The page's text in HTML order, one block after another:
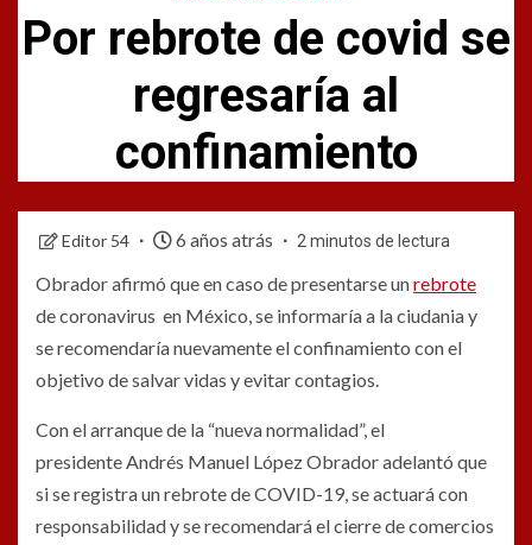
Por rebrote de covid se
regresaría al
confinamiento
Editor 54 6 años atrás 2 minutos de lectura
Obrador afirmó que en caso de presentarse unrebrote
de coronavirus en México, se informaría a la ciudania y
se recomendaría nuevamente el confinamiento con el
objetivo de salvar vidas y evitar contagios.
Con el arranque de la “nueva normalidad”, el
presidente Andrés Manuel López Obrador adelantó que
si se registra un rebrote de COVID-19, se actuará con
responsabilidad y se recomendará el cierre de comercios